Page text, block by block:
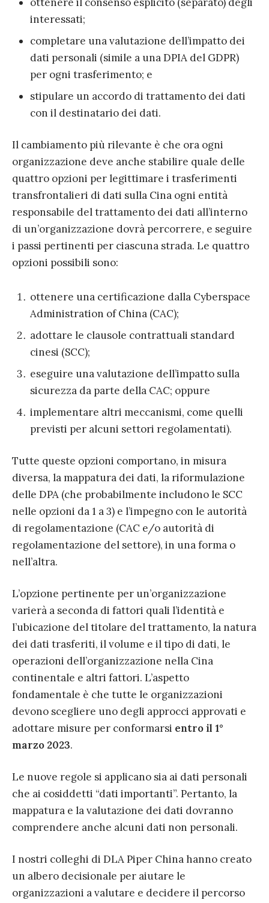
interessati;
completare una valutazione dell’impatto dei
dati personali (simile a una DPIA del GDPR)
per ogni trasferimento; e
stipulare un accordo di trattamento dei dati
con il destinatario dei dati.
Il cambiamento più rilevante è che ora ogni
organizzazione deve anche stabilire quale delle
quattro opzioni per legittimare i trasferimenti
transfrontalieri di dati sulla Cina ogni entità
responsabile del trattamento dei dati all’interno
di un’organizzazione dovrà percorrere, e seguire
i passi pertinenti per ciascuna strada. Le quattro
opzioni possibili sono:
ottenere una certificazione dalla Cyberspace
Administration of China (CAC);
adottare le clausole contrattuali standard
cinesi (SCC);
eseguire una valutazione dell’impatto sulla
sicurezza da parte della CAC; oppure
implementare altri meccanismi, come quelli
previsti per alcuni settori regolamentati).
Tutte queste opzioni comportano, in misura
diversa, la mappatura dei dati, la riformulazione
delle DPA (che probabilmente includono le SCC
nelle opzioni da 1 a 3) e l’impegno con le autorità
di regolamentazione (CAC e/o autorità di
regolamentazione del settore), in una forma o
nell’altra.
L’opzione pertinente per un’organizzazione
varierà a seconda di fattori quali l’identità e
l’ubicazione del titolare del trattamento, la natura
dei dati trasferiti, il volume e il tipo di dati, le
operazioni dell’organizzazione nella Cina
continentale e altri fattori. L’aspetto
fondamentale è che tutte le organizzazioni
devono scegliere uno degli approcci approvati e
adottare misure per conformarsi entro il 1°
marzo 2023.
Le nuove regole si applicano sia ai dati personali
che ai cosiddetti “dati importanti”. Pertanto, la
mappatura e la valutazione dei dati dovranno
comprendere anche alcuni dati non personali.
I nostri colleghi di DLA Piper China hanno creato
un albero decisionale per aiutare le
organizzazioni a valutare e decidere il percorso